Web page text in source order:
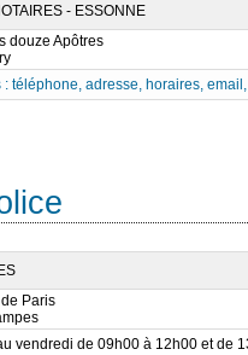
- ESSONNE
douze Apôtres
: téléphone, adresse, horaires,
Paris
vendredi de 09h00 à 12h00 et de